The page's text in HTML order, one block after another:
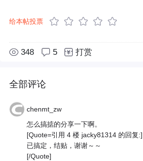
给本帖投票
348 5 打赏
全部评论
chenmt_zw
怎么搞掂的分享一下啊。
[Quote=引用 4 楼 jacky81314 的回复:]
已搞定，结贴，谢谢～～
[/Quote]